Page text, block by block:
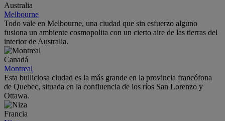
Australia
Melbourne
Todo vale en Melbourne, una ciudad que sin esfuerzo alguno
fusiona un ambiente cosmopolita con un cierto aire de las tierras del
interior de Australia.
Canadá
Montreal
Esta bulliciosa ciudad es la más grande en la provincia francófona
de Quebec, situada en la confluencia de los ríos San Lorenzo y
Ottawa.
Francia